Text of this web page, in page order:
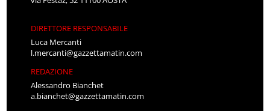
DIRETTORE RESPONSABILE
Luca Mercanti
l.mercanti@gazzettamatin.com
REDAZIONE
Alessandro Bianchet
a.bianchet@gazzettamatin.com